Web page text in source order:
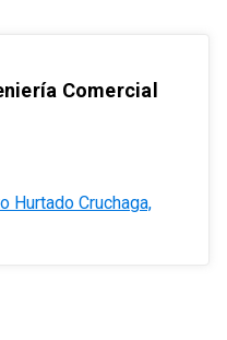
Comercial
Hurtado Cruchaga,